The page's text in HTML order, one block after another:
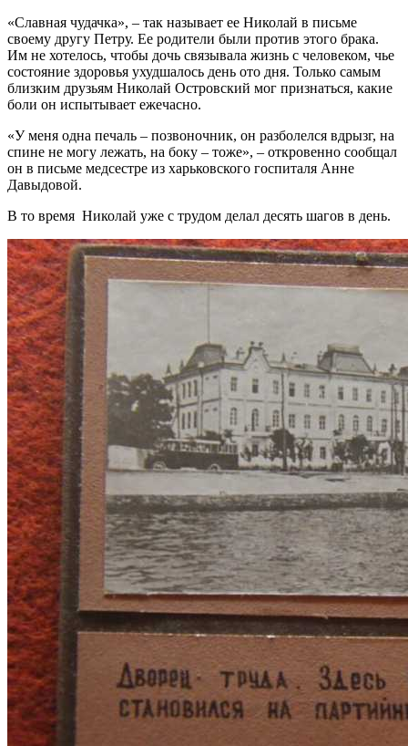
«Славная чудачка», – так называет ее Николай в письме
своему другу Петру. Ее родители были против этого брака.
Им не хотелось, чтобы дочь связывала жизнь с человеком, чье
состояние здоровья ухудшалось день ото дня. Только самым
близким друзьям Николай Островский мог признаться, какие
боли он испытывает ежечасно.
«У меня одна печаль – позвоночник, он разболелся вдрызг, на
спине не могу лежать, на боку – тоже», – откровенно сообщал
он в письме медсестре из харьковского госпиталя Анне
Давыдовой.
В то время Николай уже с трудом делал десять шагов в день.